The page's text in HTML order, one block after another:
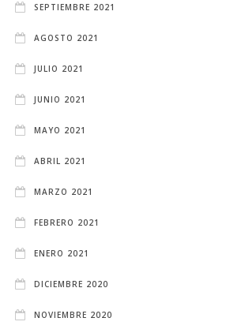
SEPTIEMBRE 2021
AGOSTO 2021
JULIO 2021
JUNIO 2021
MAYO 2021
ABRIL 2021
MARZO 2021
FEBRERO 2021
ENERO 2021
DICIEMBRE 2020
NOVIEMBRE 2020